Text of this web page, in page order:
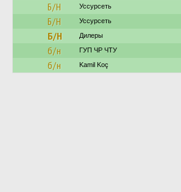
Б/Н Уссурсеть
Б/Н Уссурсеть
Б/Н Дилеры
б/н ГУП ЧР ЧТУ
б/н Kamil Koç